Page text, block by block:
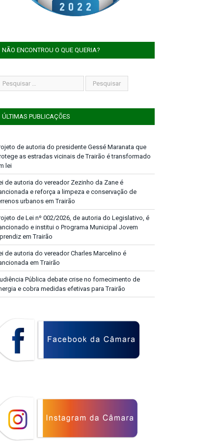
NÃO ENCONTROU O QUE QUERIA?
ÚLTIMAS PUBLICAÇÕES
de autoria do presidente Gessé Maranata que
as estradas vicinais de Trairão é transformado
lei
de autoria do vereador Zezinho da Zane é
e reforça a limpeza e conservação de
urbanos em Trairão
de Lei nº 002/2026, de autoria do Legislativo, é
e institui o Programa Municipal Jovem
em Trairão
de autoria do vereador Charles Marcelino é
em Trairão
Pública debate crise no fornecimento de
e cobra medidas efetivas para Trairão